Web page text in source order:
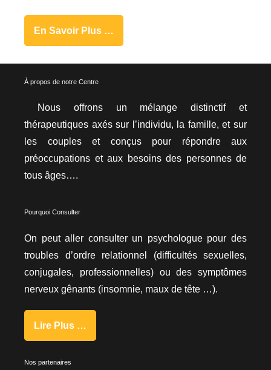
En Savoir Plus …
À propos de notre Centre
Nous offrons un mélange distinctif et
thérapeutiques axés sur l’individu, la famille, et sur
les couples et conçus pour répondre aux
préoccupations et aux besoins des personnes de
tous âges….
Pourquoi Consulter
On peut aller consulter un psychologue pour des
troubles d’ordre relationnel (difficultés sexuelles,
conjugales, professionnelles) ou des symptômes
nerveux gênants (insomnie, maux de tête …).
Lire Plus …
Nos partenaires